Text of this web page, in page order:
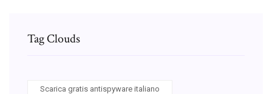
Tag Clouds
Scarica gratis antispyware italiano